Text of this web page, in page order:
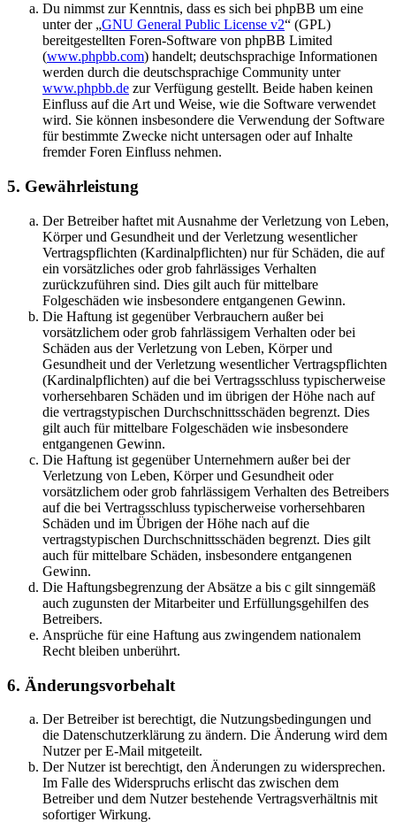
Du nimmst zur Kenntnis, dass es sich bei phpBB um eine
unter der „GNU General Public License v2“ (GPL)
bereitgestellten Foren-Software von phpBB Limited
(www.phpbb.com) handelt; deutschsprachige Informationen
werden durch die deutschsprachige Community unter
www.phpbb.de zur Verfügung gestellt. Beide haben keinen
Einfluss auf die Art und Weise, wie die Software verwendet
wird. Sie können insbesondere die Verwendung der Software
für bestimmte Zwecke nicht untersagen oder auf Inhalte
fremder Foren Einfluss nehmen.
5. Gewährleistung
Der Betreiber haftet mit Ausnahme der Verletzung von Leben,
Körper und Gesundheit und der Verletzung wesentlicher
Vertragspflichten (Kardinalpflichten) nur für Schäden, die auf
ein vorsätzliches oder grob fahrlässiges Verhalten
zurückzuführen sind. Dies gilt auch für mittelbare
Folgeschäden wie insbesondere entgangenen Gewinn.
Die Haftung ist gegenüber Verbrauchern außer bei
vorsätzlichem oder grob fahrlässigem Verhalten oder bei
Schäden aus der Verletzung von Leben, Körper und
Gesundheit und der Verletzung wesentlicher Vertragspflichten
(Kardinalpflichten) auf die bei Vertragsschluss typischerweise
vorhersehbaren Schäden und im übrigen der Höhe nach auf
die vertragstypischen Durchschnittsschäden begrenzt. Dies
gilt auch für mittelbare Folgeschäden wie insbesondere
entgangenen Gewinn.
Die Haftung ist gegenüber Unternehmern außer bei der
Verletzung von Leben, Körper und Gesundheit oder
vorsätzlichem oder grob fahrlässigem Verhalten des Betreibers
auf die bei Vertragsschluss typischerweise vorhersehbaren
Schäden und im Übrigen der Höhe nach auf die
vertragstypischen Durchschnittsschäden begrenzt. Dies gilt
auch für mittelbare Schäden, insbesondere entgangenen
Gewinn.
Die Haftungsbegrenzung der Absätze a bis c gilt sinngemäß
auch zugunsten der Mitarbeiter und Erfüllungsgehilfen des
Betreibers.
Ansprüche für eine Haftung aus zwingendem nationalem
Recht bleiben unberührt.
6. Änderungsvorbehalt
Der Betreiber ist berechtigt, die Nutzungsbedingungen und
die Datenschutzerklärung zu ändern. Die Änderung wird dem
Nutzer per E-Mail mitgeteilt.
Der Nutzer ist berechtigt, den Änderungen zu widersprechen.
Im Falle des Widerspruchs erlischt das zwischen dem
Betreiber und dem Nutzer bestehende Vertragsverhältnis mit
sofortiger Wirkung.